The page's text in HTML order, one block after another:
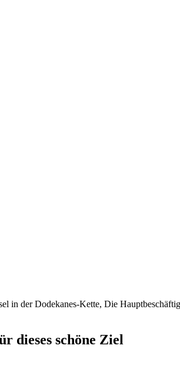
in der Dodekanes-Kette, Die
dieses schöne Ziel